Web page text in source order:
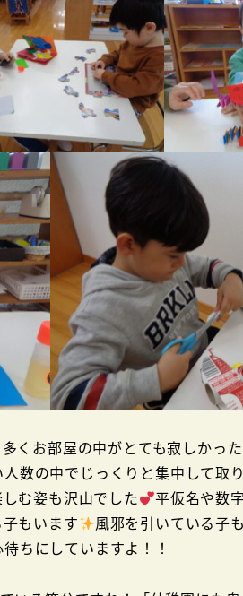
くお部屋の中がとても寂しかっ
数の中でじっくりと集中して取
む姿も沢山でした
平仮名や数
もいます
風邪を引いている子
ちにしていますよ！！